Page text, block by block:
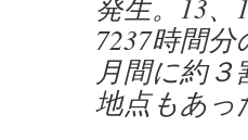
発生。13、
7237時間
月間に約３
地点もあっ